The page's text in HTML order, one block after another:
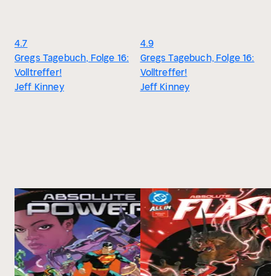
4.7
Gregs Tagebuch, Folge 16:
Volltreffer!
Jeff Kinney
4.9
Gregs Tagebuch, Folge 16:
Volltreffer!
Jeff Kinney